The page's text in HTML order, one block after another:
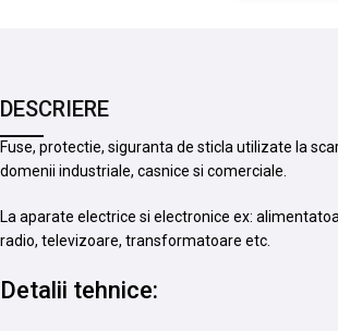
DESCRIERE
Fuse, protectie, siguranta de sticla utilizate la
domenii industriale, casnice si comerciale.
La aparate electrice si electronice ex:
radio, televizoare, transformatoare etc.
Detalii tehnice: